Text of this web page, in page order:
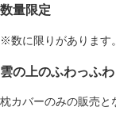
数量限定
※数に限りがあります
雲の上のふわっふ
枕カバーのみの販売と